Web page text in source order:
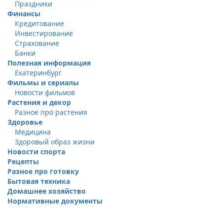
Праздники
Финансы
Кредитование
Инвестирование
Страхование
Банки
Полезная информация
Екатеринбург
Фильмы и сериалы
Новости фильмов
Растения и декор
Разное про растения
Здоровье
Медицина
Здоровый образ жизни
Новости спорта
Рецепты
Разное про готовку
Бытовая техника
Домашнее хозяйство
Нормативные документы